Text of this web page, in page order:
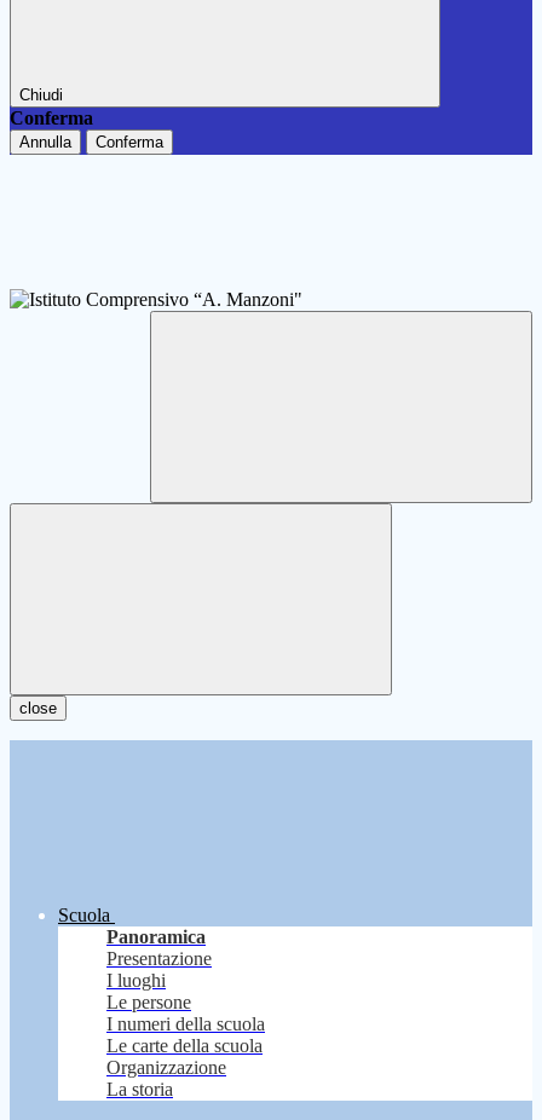
Chiudi
Conferma
Annulla Conferma
close
Scuola
Panoramica
Presentazione
I luoghi
Le persone
I numeri della scuola
Le carte della scuola
Organizzazione
La storia